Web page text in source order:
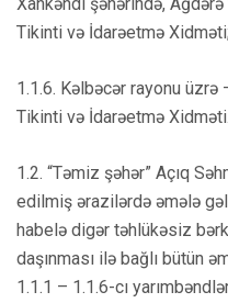
Tikinti və İdarəetmə
1.1.6. Kəlbəcər rayonu üzrə
Tikinti və İdarəetmə Xidməti.
1.2. “Təmiz şəhər” Açıq
edilmiş ərazilərdə əmələ
habelə digər təhlükəsiz bərk
daşınması ilə bağlı bütün
1.1.1 – 1.1.6-cı